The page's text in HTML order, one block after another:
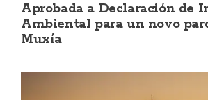
Aprobada a Declaración de
Ambiental para un novo
Muxía